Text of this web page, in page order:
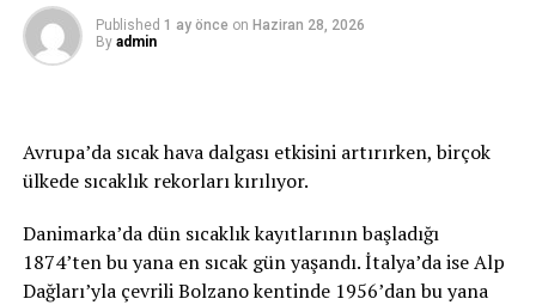
Putin ile görüşmesinin ABD ve Rusya’nın iklim değişikliği
gibi birlikte çalışabilecekleri bazı alanlar yaratmasını
umut ettiğini belirten Biden, zirvede Rusya ile
“Bir kişinin davranışını değiştirebileceğinizin garantisi
vermek zorunda değiller.” diyen Biden, Putin’in neden
değişmeyeceğine inandığın sorulması üzerine ise
gülümseyerek, “O, Vladamir Putin” yanıtını verdi.
Published 1 ay önce on Haziran 28, 2026
By admin
Avrupa’da sıcak hava dalgası etkisini artırırken, birçok
ülkede sıcaklık rekorları kırılıyor.
Danimarka’da dün sıcaklık kayıtlarının başladığı
1874’ten bu yana en sıcak gün yaşandı. İtalya’da ise Alp
Dağları’yla çevrili Bolzano kentinde 1956’dan bu yana